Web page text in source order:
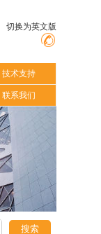
切换为英文版
技术支持
联系我们
搜索